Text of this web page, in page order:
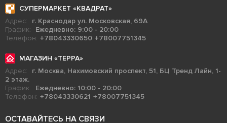
СУПЕРМАРКЕТ «КВАДРАТ»
Адрес:
г. Краснодар ул. Московская, 69А
График:
Ежедневно: 9:00 - 20:00
Телефон: +78043330650 +78007751345
МАГАЗИН «ТЕРРА»
Адрес:
г. Москва, Нахимовский проспект, 51, БЦ Тренд Лайн, 1-
2 этаж.
График:
Ежедневно: 10:00 - 20:00
Телефон: +78043330621 +78007751345
ОСТАВАЙТЕСЬ НА СВЯЗИ